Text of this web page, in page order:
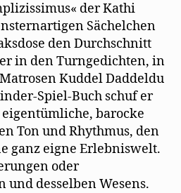
der Kathi
Sächelchen
den Durchschnitt
in den Turngedichten, in
Kuddel Daddeldu
Spiel-Buch schuf er
barocke
Ton und Rhythmus, den
ganz eigne Erlebniswelt.
oder
und desselben Wesens.